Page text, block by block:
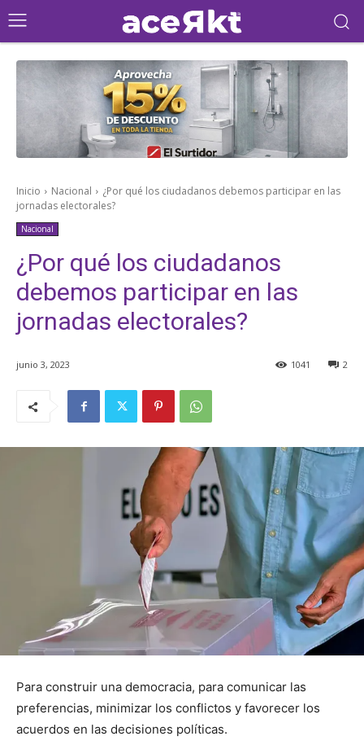
Inicio Nacional
¿Por qué los ciudadanos debemos participar en las
jornadas electorales?
Nacional
¿Por qué los ciudadanos
debemos participar en las
jornadas electorales?
junio 3, 2023 2
1041
Para construir una democracia, para comunicar las
preferencias, minimizar los conflictos y favorecer los
acuerdos en las decisiones políticas.